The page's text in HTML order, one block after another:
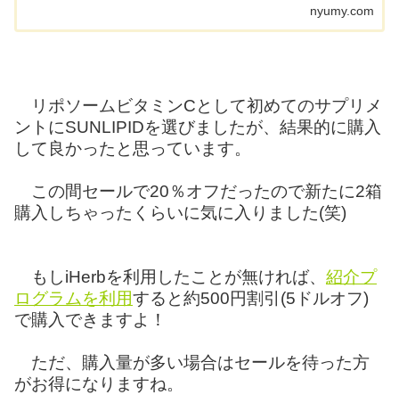
nyumy.com
リポソームビタミンCとして初めてのサプリメ
ントにSUNLIPIDを選びましたが、結果的に購入
して良かったと思っています。
この間セールで20％オフだったので新たに2箱
購入しちゃったくらいに気に入りました(笑)
もしiHerbを利用したことが無ければ、 紹介プ
ログラムを利用すると約500円割引(5ドルオフ)
で購入できますよ！
ただ、購入量が多い場合はセールを待った方
がお得になりますね。